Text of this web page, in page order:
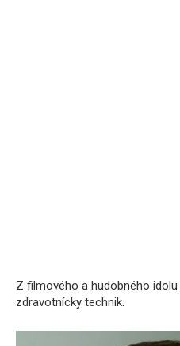
Z filmového a hudobného
zdravotnícky technik.